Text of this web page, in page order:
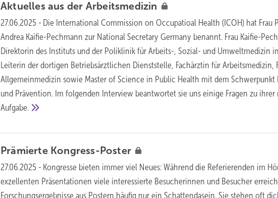
Aktuelles aus der Arbeitsmedizin
27.06.2025 - Die International Commission on Occupatioal Health (ICOH) hat Frau
Andrea Kaifie-Pechmann zur National Secretary Germany benannt. Frau Kaifie-
Direktorin des Instituts und der Poliklinik für Arbeits-, Sozial- und Umweltmedizin
Leiterin der dortigen Betriebsärztlichen Dienststelle, Fachärztin für Arbeitsmedizin,
Allgemeinmedizin sowie Master of Science in Public Health mit dem Schwerpunkt
und Prävention. Im folgenden Interview beantwortet sie uns einige Fragen zu ihrer
Aufgabe.
Prämierte Kongress-Poster
27.06.2025 - Kongresse bieten immer viel Neues: Während die Referierenden im
exzellenten Präsentationen viele interessierte Besucherinnen und Besucher
Forschungsergebnisse aus Postern häufig nur ein Schattendasein. Sie stehen oft